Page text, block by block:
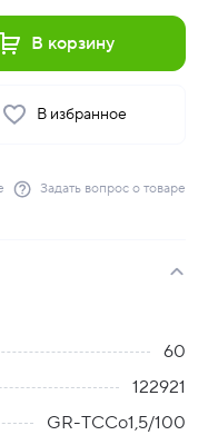
В корзину
В избранное
Задать вопрос о товаре
60
122921
GR-TCCo1,5/100